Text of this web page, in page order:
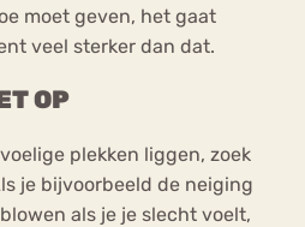
moet geven, het gaat
veel sterker dan dat.
OP
plekken liggen, zoek
je bijvoorbeeld de neiging
als je je slecht voelt,